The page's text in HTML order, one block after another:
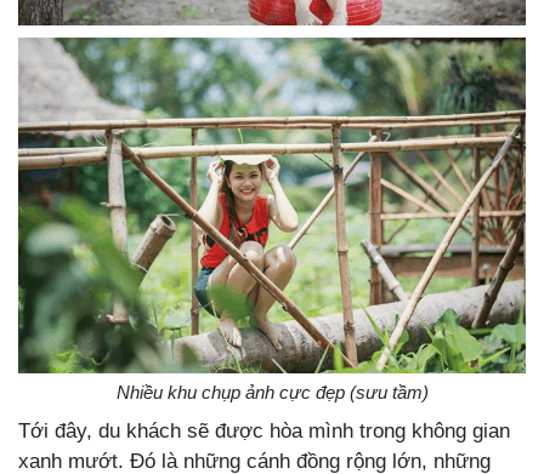
Nhiều khu chụp ảnh cực đẹp (sưu tầm)
Tới đây, du khách sẽ được hòa mình trong không gian
xanh mướt. Đó là những cánh đồng rộng lớn, những